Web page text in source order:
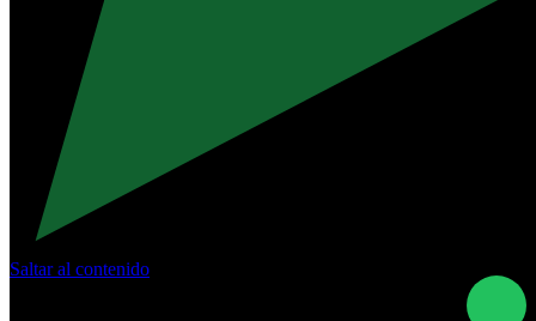
Saltar al contenido